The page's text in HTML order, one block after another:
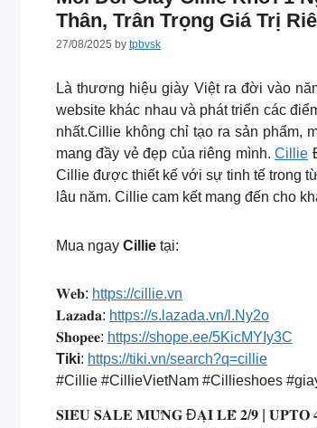
Thân, Trân Trọng Giá Trị
27/08/2025 by tpbvsk
Là thương hiệu giày Việt ra đời vào
website khác nhau và phát triển các
nhất.Cillie không chỉ tạo ra sản phẩm,
mang đầy vẻ đẹp của riêng mình.Cillie
Cillie được thiết kế với sự tinh tế trong
lâu năm. Cillie cam kết mang đến cho
Mua ngay Cillie tại:
𝐖𝐞𝐛: https://cillie.vn
𝐋𝐚𝐳𝐚𝐝𝐚: https://s.lazada.vn/l.Ny2o
𝐒𝐡𝐨𝐩𝐞𝐞: https://shope.ee/5KicMYIy3C
Tiki: https://tiki.vn/search?q=cillie
#Cillie #CillieVietNam #Cillieshoes
𝐒𝐈𝐄̂𝐔 𝐒𝐀𝐋𝐄 𝐌𝐔̛̀𝐍𝐆 Đ𝐀̣𝐈 𝐋𝐄̂̃ 𝟐/𝟗 | 𝐔𝐏𝐓𝐎